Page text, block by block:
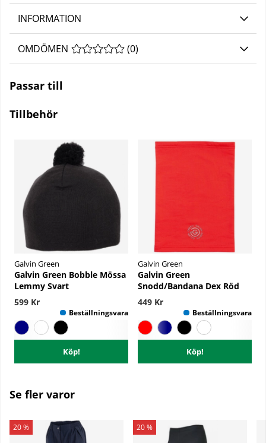
INFORMATION
OMDÖMEN MEDELBETYG 0 AV 5 ANTAL BETYG 0
(0)
Passar till
Tillbehör
Galvin Green
Galvin Green Bobble Mössa
Lemmy Svart
599 Kr
Köp!
Galvin Green
Galvin Green
Snodd/Bandana Dex Röd
449 Kr
Köp!
Se fler varor
20 % 20 %